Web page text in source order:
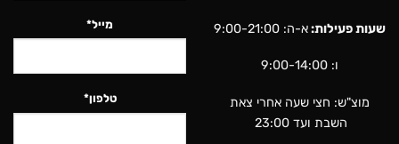
שעות פעילות:א-ה: 9:00-21:00
ו: 9:00-14:00
מוצ"ש: חצי שעה אחרי צאת
השבת ועד 23:00
מייל*
טלפון*